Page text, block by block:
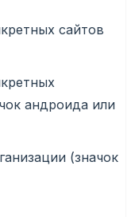
сайтов
андроида или
(значок